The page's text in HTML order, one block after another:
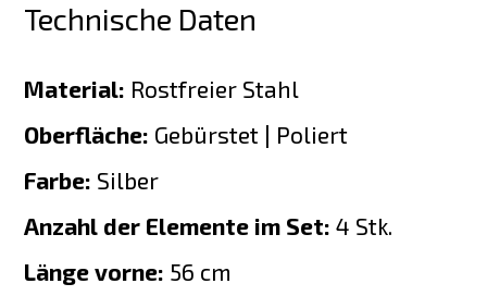
Technische Daten
Material: Rostfreier Stahl
Oberfläche: Gebürstet | Poliert
Farbe: Silber
Anzahl der Elemente im Set: 4 Stk.
Länge vorne: 56 cm